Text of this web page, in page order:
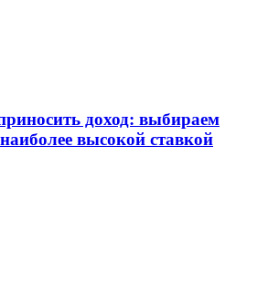
доход: выбираем
высокой ставкой